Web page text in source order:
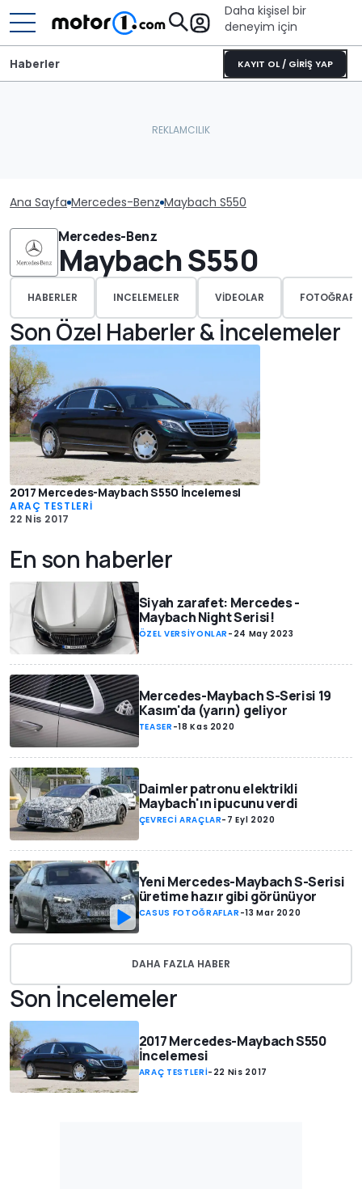
Daha kişisel bir
deneyim için
KAYIT OL / GİRİŞ YAP
Haberler
Ana Sayfa Mercedes-Benz Maybach S550
Mercedes-Benz
Maybach S550
HABERLER INCELEMELER VIDEOLAR
Son Özel Haberler & İncelemeler
2017 Mercedes-Maybach S550 İncelemesi
ARAÇ TESTLERİ
22 Nis 2017
En son haberler
Siyah zarafet: Mercedes -
Maybach Night Serisi!
ÖZEL VERSİYONLAR - 24 May 2023
Mercedes-Maybach S-Serisi 19
Kasım'da (yarın) geliyor
TEASER -18 Kas 2020
Daimler patronu elektrikli
Maybach'ın ipucunu verdi
ÇEVRECİ ARAÇLAR- 7 Eyl 2020
Yeni Mercedes-Maybach S-Serisi
üretime hazır gibi görünüyor
CASUS FOTOĞRAFLAR -13 Mar 2020
DAHA FAZLA HABER
Son İncelemeler
2017 Mercedes-Maybach S550
İncelemesi
ARAÇ TESTLERİ- 22 Nis 2017